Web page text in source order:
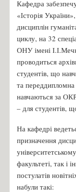
Кафедра
«Історія
дисциплін
циклу, на 32
ОНУ імені
проводиться
студентів, що
та переддипломна
навчаються за ОКР
– для студентів,
На кафедрі
призначення
факультеті, так і
постулатів
набули такі: